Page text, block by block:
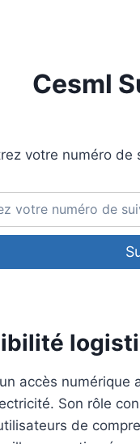
Cesml
votre numéro de
accès numérique
Son rôle
de